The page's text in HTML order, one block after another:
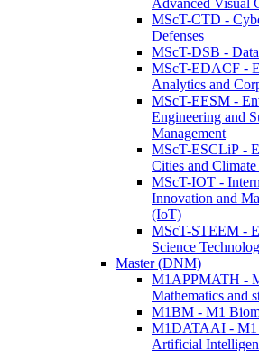
Advanced Visual
MScT-CTD -
Defenses
MScT-DSB -
MScT-EDACF -
Analytics and
MScT-EESM -
Engineering and
Management
MScT-ESCLiP -
Cities and
MScT-IOT -
Innovation and
(IoT)
MScT-STEEM -
Science
Master (DNM)
M1APPMATH -
Mathematics and
M1BM - M1
M1DATAAI - M1
Artificial